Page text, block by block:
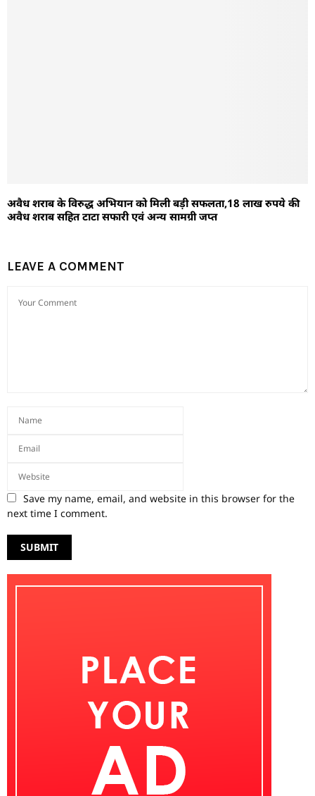
अवैध शराब के विरुद्ध अभियान को मिली बड़ी सफलता,18 लाख रुपये की
अवैध शराब सहित टाटा सफारी एवं अन्य सामग्री जप्त
LEAVE A COMMENT
Save my name, email, and website in this browser for the
next time I comment.